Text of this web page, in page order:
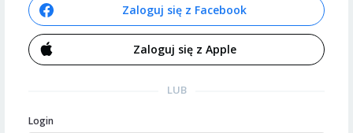
Zaloguj się z Facebook
Zaloguj się z Apple
LUB
Login